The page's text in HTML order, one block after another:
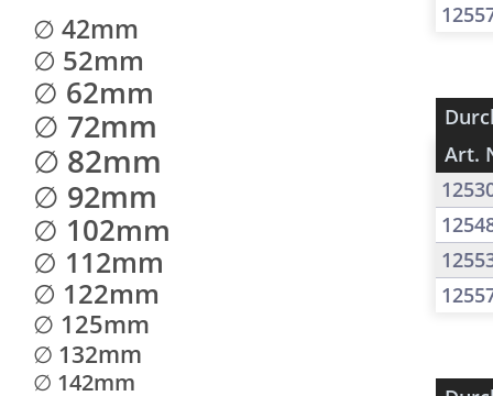
Art.
∅ 42mm
∅ 52mm
∅ 62mm
∅ 72mm
∅ 82mm
∅ 92mm
∅ 102mm
∅ 112mm
∅ 122mm
∅ 125mm
∅ 132mm
∅ 142mm